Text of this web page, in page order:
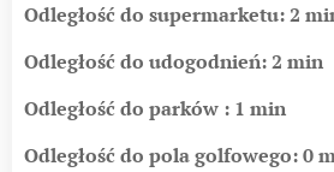
Odległość do supermarketu: 2
Odległość do udogodnień: 2 min
Odległość do parków : 1 min
Odległość do pola golfowego: 0